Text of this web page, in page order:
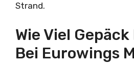
Strand.
Wie Viel
Bei Eurowings